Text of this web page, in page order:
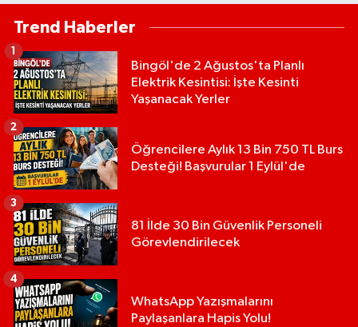
Trend Haberler
Bingöl'de 2 Ağustos'ta Planlı
Elektrik Kesintisi: İşte Kesinti
Yaşanacak Yerler
1
Öğrencilere Aylık 13 Bin 750 TL Burs
Desteği! Başvurular 1 Eylül'de
2
81 İlde 30 Bin Güvenlik Personeli
Görevlendirilecek
3
WhatsApp Yazışmalarını
Paylaşanlara Hapis Yolu!
4